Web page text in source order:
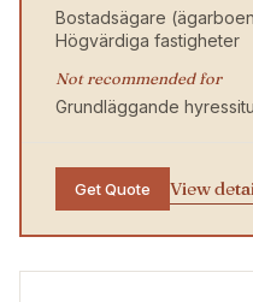
Bostadsägare
Högvärdiga fastigheter
Not recommended for
Grundläggande
Get Quote View